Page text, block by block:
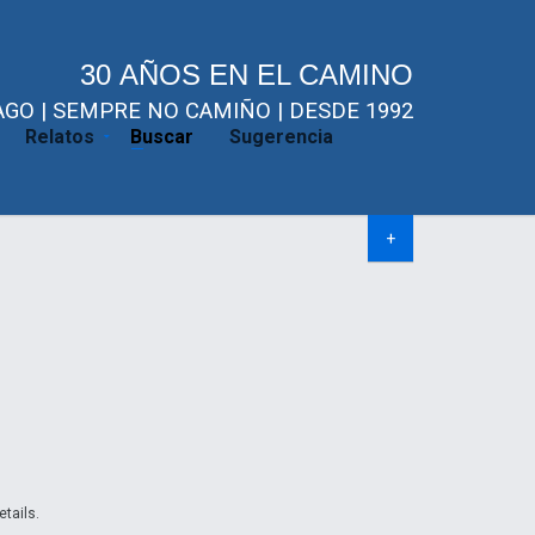
30 AÑOS EN EL CAMINO
| SEMPRE NO CAMIÑO | DESDE 1992
Relatos Buscar Sugerencia
+